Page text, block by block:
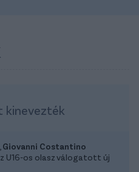
kinevezték
Giovanni Costantino
U16-os olasz válogatott új